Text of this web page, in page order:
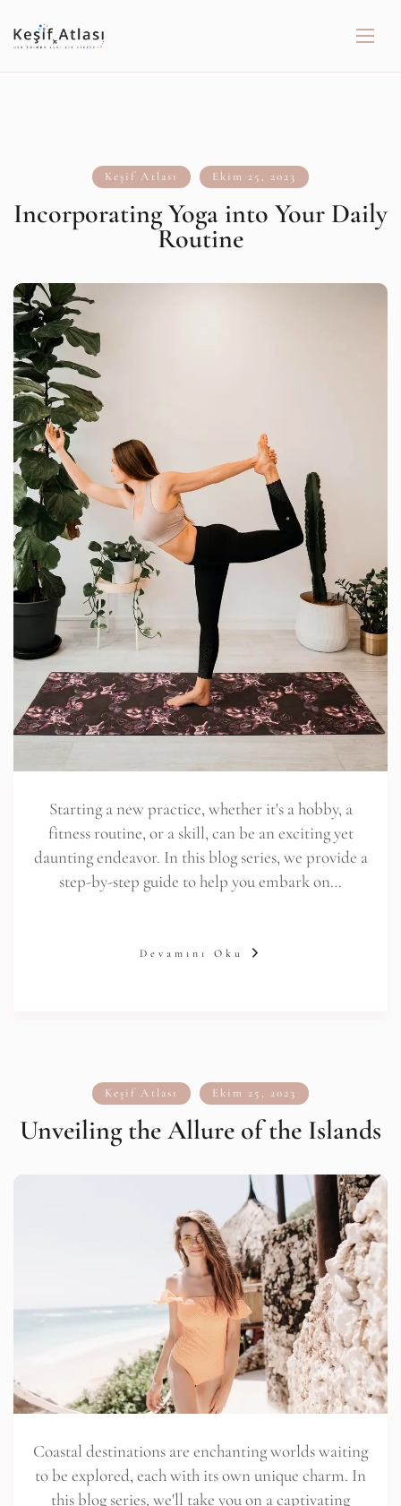
Keşif Atlası Ekim 25, 2023
Incorporating Yoga into Your Daily
Routine
Starting a new practice, whether it's a hobby, a
fitness routine, or a skill, can be an exciting yet
daunting endeavor. In this blog series, we provide a
step-by-step guide to help you embark on…
Devamını Oku
Keşif Atlası Ekim 25, 2023
Unveiling the Allure of the Islands
Coastal destinations are enchanting worlds waiting
to be explored, each with its own unique charm. In
this blog series, we'll take you on a captivating